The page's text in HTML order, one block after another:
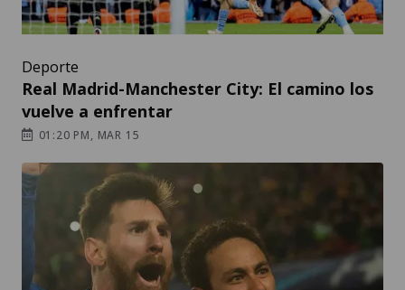
Deporte
Real Madrid-Manchester City: El camino los
vuelve a enfrentar
01:20 PM, MAR 15